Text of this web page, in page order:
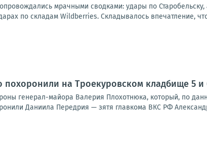
мрачными сводками: удары по
по складам Wildberries. Складывалось впечатление,
похоронили на Троекуровском кладбище 5 и
генерал-майора Валерия Плохотнюка, который, по
Даниила Передрия — зятя главкома ВКС РФ